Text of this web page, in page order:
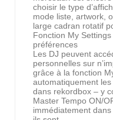
choisir le type
mode liste, artwork,
large cadran rotatif
Fonction My
préférences
Les DJ peuvent
personnelles sur
grâce à la fonction
automatiquement
dans rekordbox – y
Master Tempo ON/
immédiatement